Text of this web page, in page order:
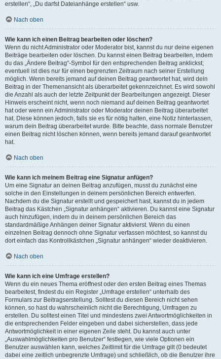
erstellen“, „Du darfst Dateianhänge erstellen“ usw.
Nach oben
Wie kann ich einen Beitrag bearbeiten oder löschen?
Wenn du nicht Administrator oder Moderator bist, kannst du nur deine eigenen
Beiträge bearbeiten oder löschen. Du kannst einen Beitrag bearbeiten, indem
du das „Ändere Beitrag“-Symbol für den entsprechenden Beitrag anklickst;
eventuell ist dies nur für einen begrenzten Zeitraum nach seiner Erstellung
möglich. Wenn bereits jemand auf deinen Beitrag geantwortet hat, wird dein
Beitrag in der Themenansicht als überarbeitet gekennzeichnet. Es wird sowohl
die Anzahl als auch der letzte Zeitpunkt der Bearbeitungen angezeigt. Dieser
Hinweis erscheint nicht, wenn noch niemand auf deinen Beitrag geantwortet
hat oder wenn ein Administrator oder Moderator deinen Beitrag überarbeitet
hat. Diese können jedoch, falls sie es für nötig halten, eine Notiz hinterlassen,
warum dein Beitrag überarbeitet wurde. Bitte beachte, dass normale Benutzer
einen Beitrag nicht löschen können, wenn bereits jemand darauf geantwortet
hat.
Nach oben
Wie kann ich meinem Beitrag eine Signatur anfügen?
Um eine Signatur an deinen Beitrag anzufügen, musst du zunächst eine
solche in den Einstellungen in deinem persönlichen Bereich entwerfen.
Nachdem du die Signatur erstellt und gespeichert hast, kannst du in jedem
Beitrag das Kästchen „Signatur anhängen“ aktivieren. Du kannst eine Signatur
auch hinzufügen, indem du in deinem persönlichen Bereich das
standardmäßige Anhängen deiner Signatur aktivierst. Wenn du einen
einzelnen Beitrag dennoch ohne Signatur verfassen möchtest, so kannst du
dort einfach das Kontrollkästchen „Signatur anhängen“ wieder deaktivieren.
Nach oben
Wie kann ich eine Umfrage erstellen?
Wenn du ein neues Thema eröffnest oder den ersten Beitrag eines Themas
bearbeitest, findest du ein Register „Umfrage erstellen“ unterhalb des
Formulars zur Beitragserstellung. Solltest du diesen Bereich nicht sehen
können, so hast du wahrscheinlich nicht die Berechtigung, Umfragen zu
erstellen. Du solltest einen Titel und mindestens zwei Antwortmöglichkeiten in
die entsprechenden Felder eingeben und dabei sicherstellen, dass jede
Antwortmöglichkeit in einer eigenen Zeile steht. Du kannst auch unter
„Auswahlmöglichkeiten pro Benutzer“ festlegen, wie viele Optionen ein
Benutzer auswählen kann, welches Zeitlimit für die Umfrage gilt (0 bedeutet
dabei eine zeitlich unbegrenzte Umfrage) und schließlich, ob die Benutzer ihre